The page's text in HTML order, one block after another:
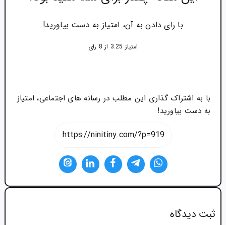
با رای دادن به آن، امتیاز به دست بیاورید!
امتیاز 3.25 از 8 رای
با به اشتراک گذاری این مطلب در رسانه های اجتماعی، امتیاز
به دست بیاورید!
ثبت ديدگاه